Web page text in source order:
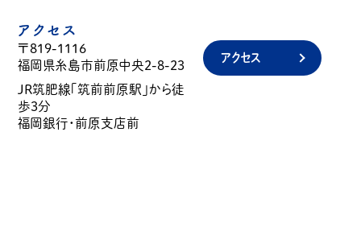
アクセス
〒819-1116
福岡県糸島市前原中央2-8-23
JR筑肥線「筑前前原駅」から徒
歩3分
福岡銀行・前原支店前
アクセス